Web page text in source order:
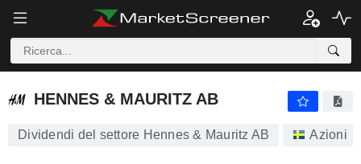
HENNES & MAURITZ AB
HENNES & MAURITZ AB
Dividendi del settore Hennes & Mauritz AB Azioni